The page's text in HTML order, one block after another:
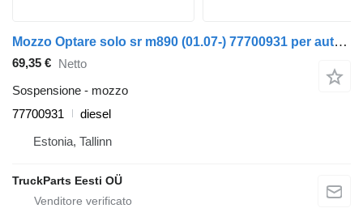
Mozzo Optare solo sr m890 (01.07-) 77700931 per autobus Optare Solo Sr, Tempo, Versa, Olymus, Toro (2004-)
69,35 € Netto
Sospensione - mozzo
77700931
diesel
Estonia, Tallinn
TruckParts Eesti OÜ